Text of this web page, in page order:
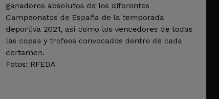
ganadores absolutos de los diferentes
Campeonatos de España de la temporada
deportiva 2021, así como los vencedores de todas
las copas y trofeos convocados dentro de cada
certamen.
Fotos: RFEDA